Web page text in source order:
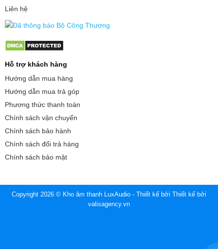
Liên hệ
Hỗ trợ khách hàng
Hướng dẫn mua hàng
Hướng dẫn mua trả góp
Phương thức thanh toán
Chính sách vận chuyển
Chính sách bảo hành
Chính sách đổi trả hàng
Chính sách bảo mật
Copyright 2026 © Kho âm thanh LuxAudio - Thiết kế bởi Thiết kế bởi
valisagency.vn